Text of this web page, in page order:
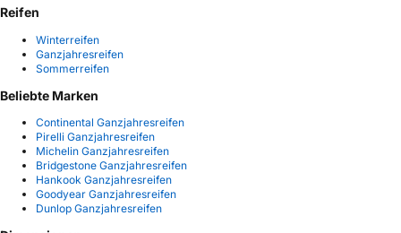
Reifen
Winterreifen
Ganzjahresreifen
Sommerreifen
Beliebte Marken
Continental Ganzjahresreifen
Pirelli Ganzjahresreifen
Michelin Ganzjahresreifen
Bridgestone Ganzjahresreifen
Hankook Ganzjahresreifen
Goodyear Ganzjahresreifen
Dunlop Ganzjahresreifen